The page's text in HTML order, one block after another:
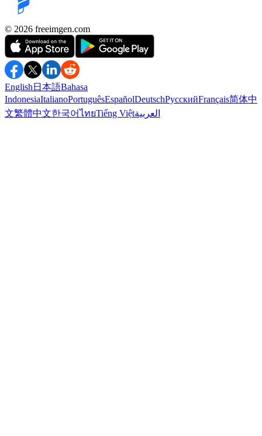
©️ 2026 freeimgen.com
English 日本語Bahasa
IndonesiaItalianoPortuguêsEspañolDeutschРусскийFrançais简体中
文繁體中文한국어ไทยTiếng Việtالعربية